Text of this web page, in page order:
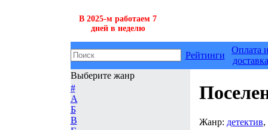
В 2025-м работаем 7
дней в неделю
Рейтинги
Оплата
доставка
Выберите жанр
#
А
Б
В
Жанр: детектив,